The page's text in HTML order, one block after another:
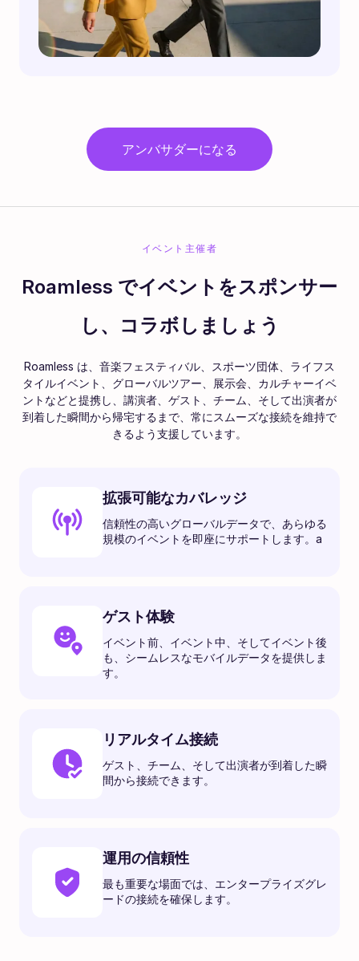
アンバサダーになる
イベント主催者
Roamless でイベントをスポンサー
し、コラボしましょう
Roamless は、音楽フェスティバル、スポーツ団体、ライフス
タイルイベント、グローバルツアー、展示会、カルチャーイベ
ントなどと提携し、講演者、ゲスト、チーム、そして出演者が
到着した瞬間から帰宅するまで、常にスムーズな接続を維持で
きるよう支援しています。
拡張可能なカバレッジ
信頼性の高いグローバルデータで、あらゆる
規模のイベントを即座にサポートします。a
ゲスト体験
イベント前、イベント中、そしてイベント後
も、シームレスなモバイルデータを提供しま
す。
リアルタイム接続
ゲスト、チーム、そして出演者が到着した瞬
間から接続できます。
運用の信頼性
最も重要な場面では、エンタープライズグレ
ードの接続を確保します。